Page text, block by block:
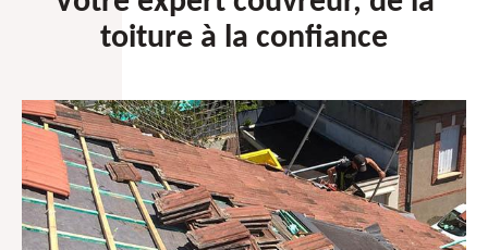
toiture à la confiance